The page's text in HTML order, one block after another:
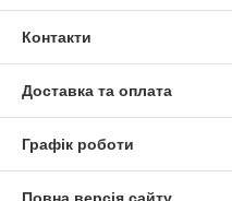
Контакти
Доставка та оплата
Графік роботи